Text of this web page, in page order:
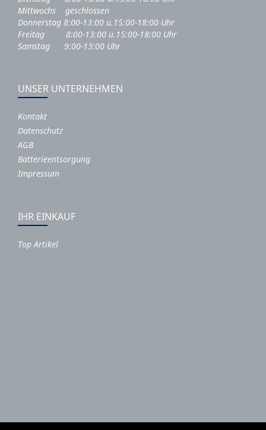
Mittwochs geschlossen
Donnerstag 8:00-13:00 u.15:00-18:00 Uhr
Freitag 8:00-13:00 u.15:00-18:00 Uhr
Samstag 9:00-13:00 Uhr
UNSER UNTERNEHMEN
Kontakt
Datenschutz
AGB
Batterieentsorgung
Impressum
IHR EINKAUF
Top Artikel